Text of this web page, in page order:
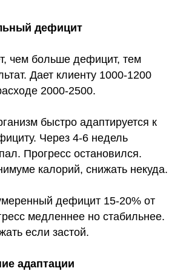
дефицит
чем больше дефицит, тем
Дает клиенту 1000-1200
2000-2500.
быстро адаптируется к
Через 4-6 недель
Прогресс остановился.
калорий, снижать некуда.
дефицит 15-20% от
медленнее но стабильнее.
если застой.
адаптации